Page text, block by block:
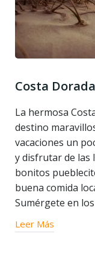
Costa
La hermosa
destino
vacaciones un
y disfrutar de las
bonitos
buena comida
Sumérgete en
Leer Más